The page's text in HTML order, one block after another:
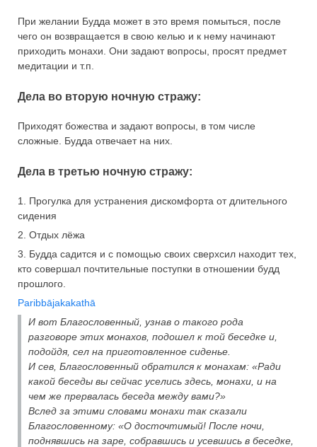
При желании Будда может в это время помыться, после
чего он возвращается в свою келью и к нему начинают
приходить монахи. Они задают вопросы, просят предмет
медитации и т.п.
Дела во вторую ночную стражу:
Приходят божества и задают вопросы, в том числе
сложные. Будда отвечает на них.
Дела в третью ночную стражу:
1. Прогулка для устранения дискомфорта от длительного
сидения
2. Отдых лёжа
3. Будда садится и с помощью своих сверхсил находит тех,
кто совершал почтительные поступки в отношении будд
прошлого.
Paribbājakakathā
И вот Благословенный, узнав о такого рода
разговоре этих монахов, подошел к той беседке и,
подойдя, сел на приготовленное сиденье.
И сев, Благословенный обратился к монахам: «Ради
какой беседы вы сейчас уселись здесь, монахи, и на
чем же прервалась беседа между вами?»
Вслед за этими словами монахи так сказали
Благословенному: «О досточтимый! После ночи,
поднявшись на заре, собравшись и усевшись в беседке,